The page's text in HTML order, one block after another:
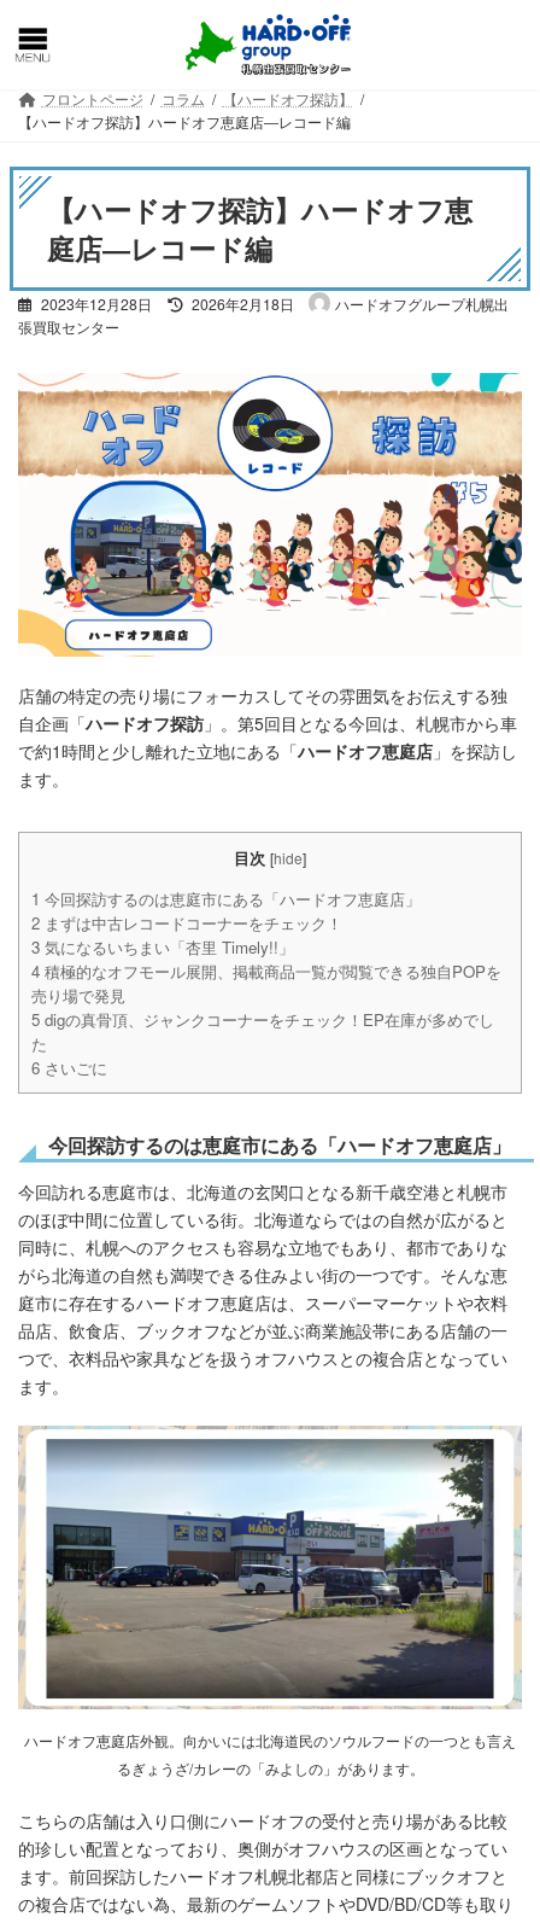
ス
ン
フロントページ コラム
【ハードオフ探訪】
【ハードオフ探訪】ハードオフ恵庭店―レコード編
【ハードオフ探訪】ハードオフ恵
庭店―レコード編
2023年12月28日
最
日
時
2026年2月18日
ハードオフグループ札幌出
張買取センター
店舗の特定の売り場にフォーカスしてその雰囲気をお伝えする独
自企画「ハードオフ探訪 」。第5回目となる今回は、札幌市から車
で約1時間と少し離れた立地にある「ハードオフ恵庭店 」を探訪し
ます。
目次 [hide]
1 今回探訪するのは恵庭市にある「ハードオフ恵庭店」
2 まずは中古レコードコーナーをチェック！
3 気になるいちまい「杏里 Timely!!」
4 積極的なオフモール展開、掲載商品一覧が閲覧できる独自POPを
売り場で発見
5 digの真骨頂、ジャンクコーナーをチェック！EP在庫が多めでし
た
6 さいごに
今回探訪するのは恵庭市にある「ハードオフ恵庭店 」
今回訪れる恵庭市は、北海道の玄関口となる新千歳空港と札幌市
のほぼ中間に位置している街。北海道ならではの自然が広がると
同時に、札幌へのアクセスも容易な立地でもあり、都市でありな
がら北海道の自然も満喫できる住みよい街の一つです。そんな恵
庭市に存在するハードオフ恵庭店は、スーパーマーケットや衣料
品店、飲食店、ブックオフなどが並ぶ商業施設帯にある店舗の一
つで、衣料品や家具などを扱うオフハウスとの複合店となってい
ます。
ハードオフ恵庭店外観。向かいには北海道民のソウルフードの一つとも言え
るぎょうざ/カレーの「みよしの」があります。
こちらの店舗は入り口側にハードオフの受付と売り場がある比較
的珍しい配置となっており、奥側がオフハウスの区画となってい
ます。前回探訪したハードオフ札幌北都店と同様にブックオフと
の複合店ではない為、最新のゲームソフトやDVD/BD/CD等も取り